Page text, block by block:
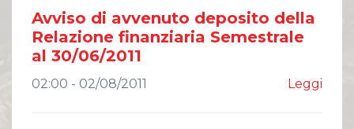
Avviso di avvenuto deposito della
Relazione finanziaria Semestrale
al 30/06/2011
02:00 - 02/08/2011 Leggi